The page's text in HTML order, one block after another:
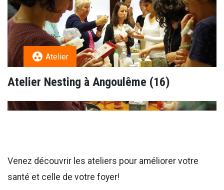
group_work Atelier
Atelier Nesting à Angoulême (16)
Venez découvrir les ateliers pour améliorer votre
santé et celle de votre foyer!